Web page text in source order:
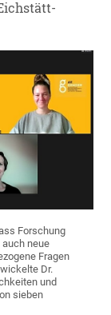
Forschung
neue
Fragen
Dr.
und
sieben